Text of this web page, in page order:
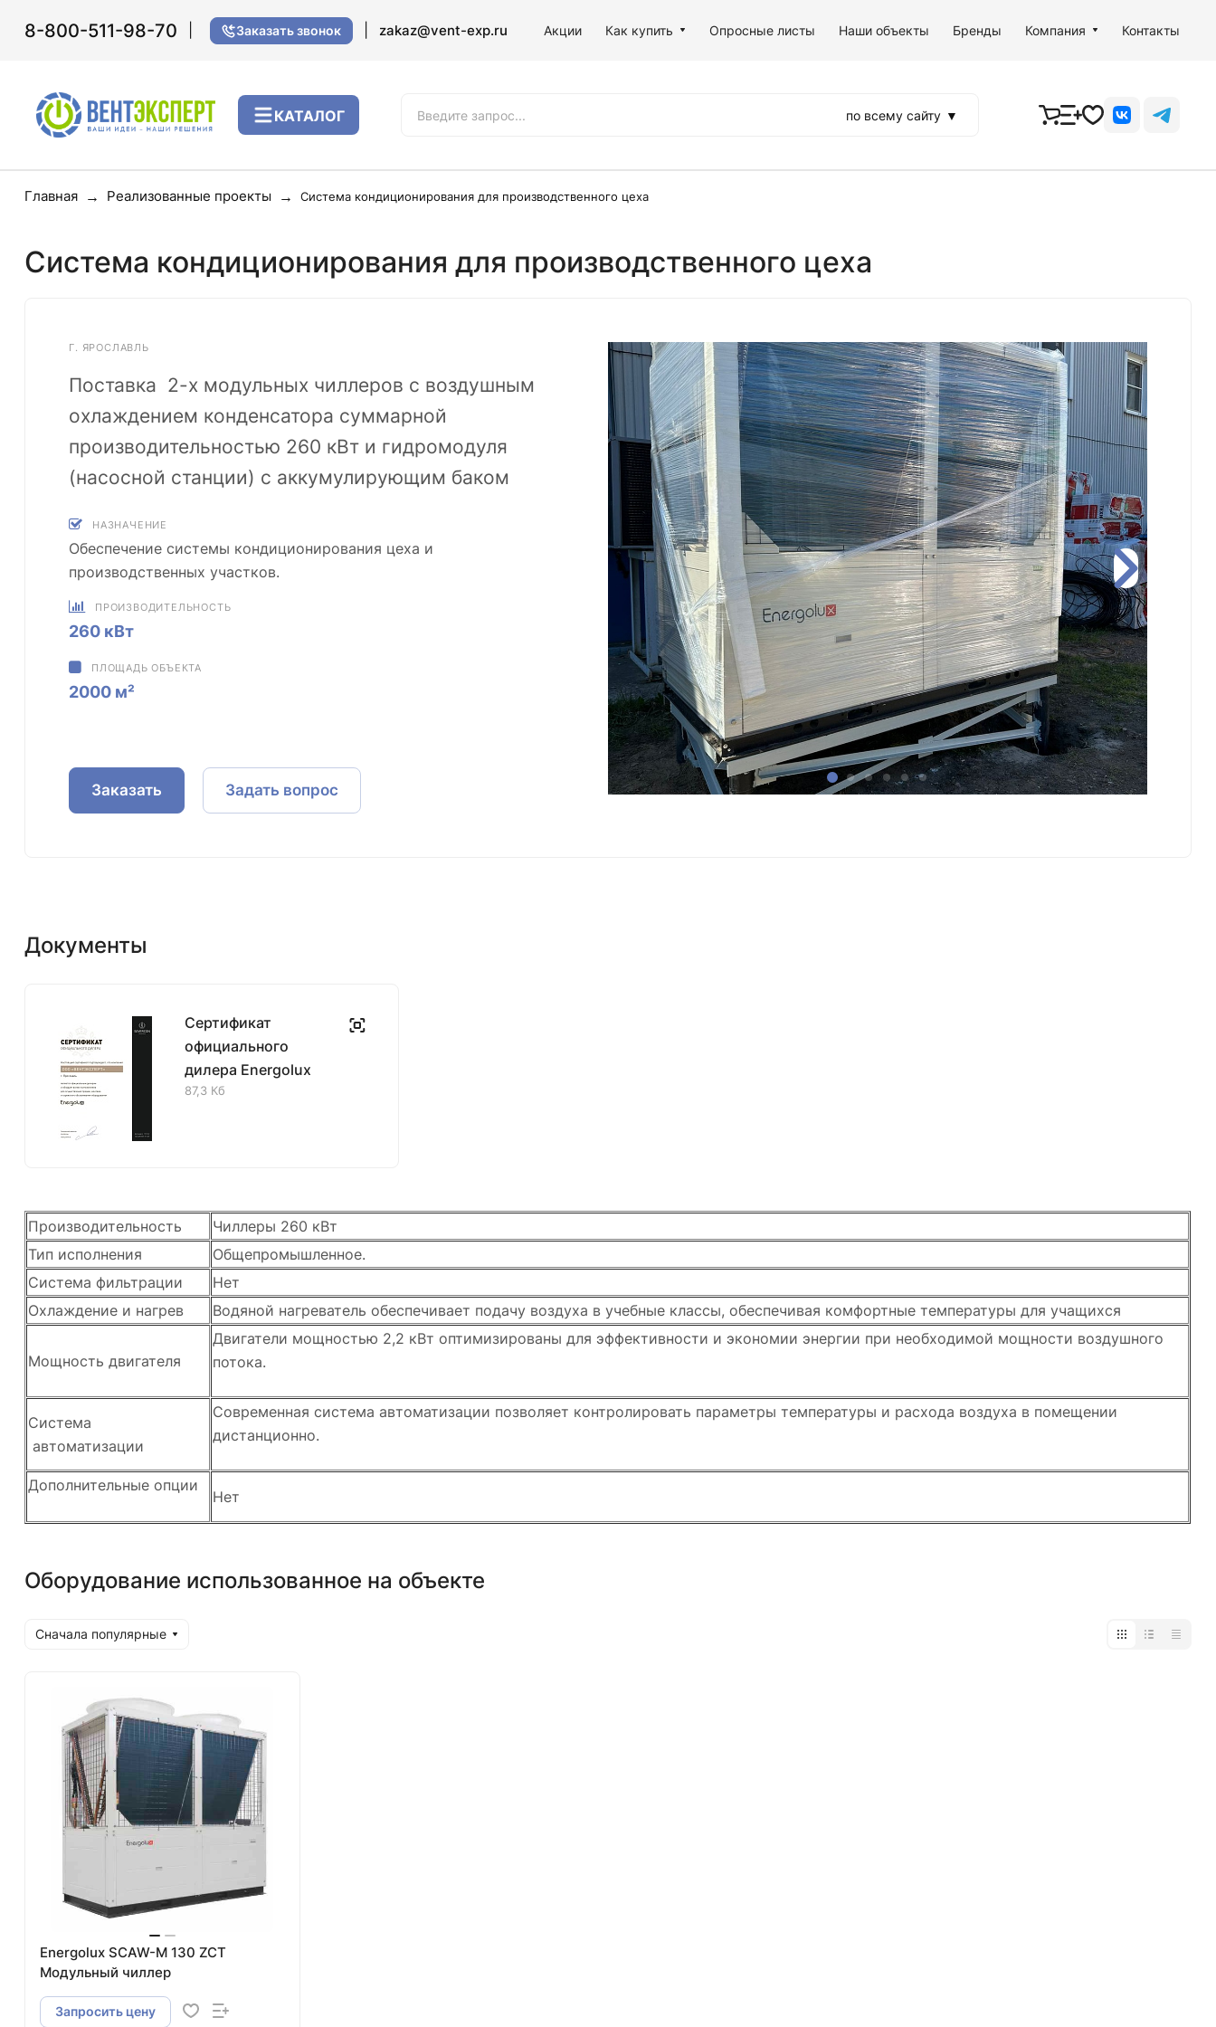
8-800-511-98-70 Заказать звонок zakaz@vent-exp.ru Акции Как купить Опросные листы Наши объекты Бренды Компания Контакты
КАТАЛОГ по всему сайту ▼
Главная Реализованные проекты Система кондиционирования для производственного цеха
Система кондиционирования для производственного цеха
Г. ЯРОСЛАВЛЬ
Поставка 2-х модульных чиллеров с воздушным
охлаждением конденсатора суммарной
производительностью 260 кВт и гидромодуля
(насосной станции) с аккумулирующим баком
НАЗНАЧЕНИЕ
Обеспечение системы кондиционирования цеха и
производственных участков.
ПРОИЗВОДИТЕЛЬНОСТЬ
260 кВт
ПЛОЩАДЬ ОБЪЕКТА
2000 м²
Заказать Задать вопрос
Документы
Сертификат
официального
дилера Energolux
87,3 Кб
Производительность
Чиллеры 260 кВт
Тип исполнения
Общепромышленное.
Система фильтрации
Нет
Охлаждение и нагрев
Водяной нагреватель обеспечивает подачу воздуха в учебные классы, обеспечивая комфортные температуры для учащихся
Мощность двигателя
Двигатели мощностью 2,2 кВт оптимизированы для эффективности и экономии энергии при необходимой мощности воздушного
потока.
Система
автоматизации
Современная система автоматизации позволяет контролировать параметры температуры и расхода воздуха в помещении
дистанционно.
Дополнительные опции
Нет
Оборудование использованное на объекте
Сначала популярные
Energolux SCAW-M 130 ZCT
Модульный чиллер
Запросить цену